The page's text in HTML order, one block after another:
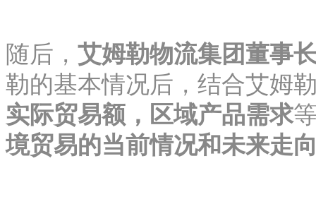
随后， 艾姆勒物流集团董事
勒的基本情况后，结合艾姆
实际贸易额，区域产品需求
境贸易的当前情况和未来走